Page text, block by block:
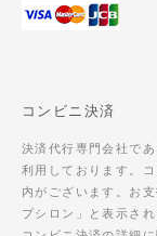
コンビニ決済
決済代行専門会社で
利用しております。
内がございます。お
プシロン」と表示され